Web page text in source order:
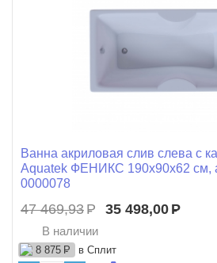
Ванна акриловая слив слева с
Aquatek ФЕНИКС 190x90x62 см,
0000078
47 469,93 Р 35 498,00 Р
В наличии
8 875 Р в Сплит